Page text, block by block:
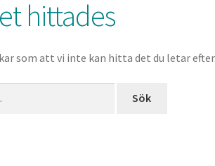
hittades
som att vi inte kan hitta det du letar